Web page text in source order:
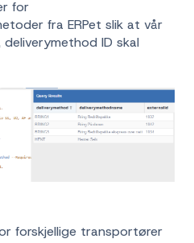
for
fra ERPet slik at vår
deliverymethod ID skal
forskjellige transportører